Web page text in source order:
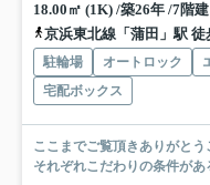
18.00㎡ (1K) /築26年 /7階建
京浜東北線「蒲田」駅 徒
駐輪場 オートロック
宅配ボックス
ここまでご覧頂きありがとうございます。 お部屋
それぞれこだわりの条件が